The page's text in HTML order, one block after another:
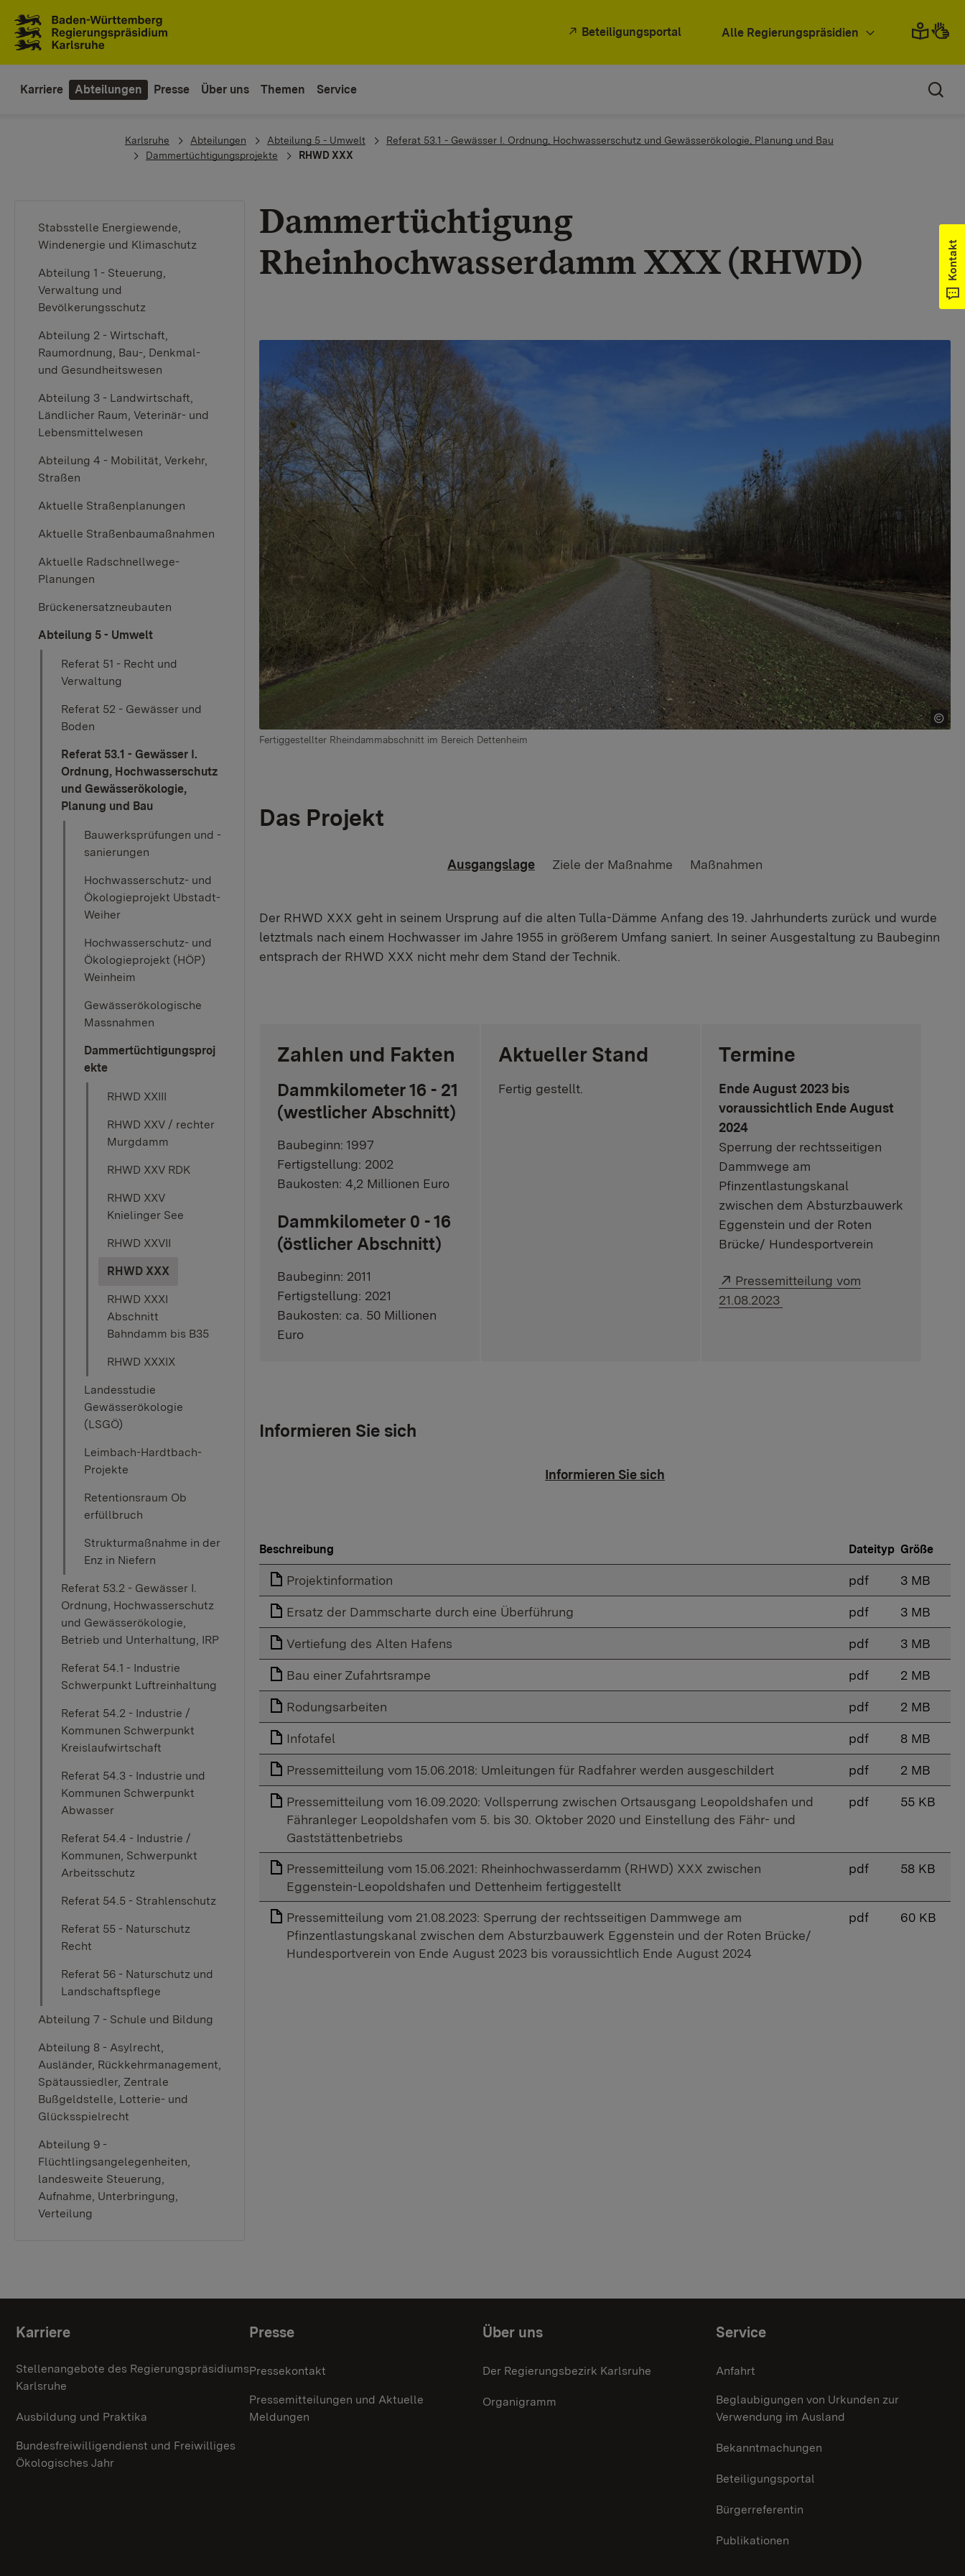
Beteiligungsportal Alle Regierungspräsidien
Karriere Abteilungen Presse Über uns Themen Service
You are here:
Karlsruhe Abteilungen Abteilung 5 - Umwelt
Referat 53.1 - Gewässer I. Ordnung, Hochwasserschutz und Gewässerökologie, Planung und Bau
Dammertüchtigungsprojekte
RHWD XXX
Stabsstelle Energiewende,
Windenergie und Klimaschutz
Abteilung 1 - Steuerung,
Verwaltung und
Bevölkerungsschutz
Abteilung 2 - Wirtschaft,
Raumordnung, Bau-, Denkmal-
und Gesundheitswesen
Abteilung 3 - Landwirtschaft,
Ländlicher Raum, Veterinär- und
Lebensmittelwesen
Abteilung 4 - Mobilität, Verkehr,
Straßen
Aktuelle Straßenplanungen
Aktuelle Straßenbaumaßnahmen
Aktuelle Radschnellwege-
Planungen
Brückenersatzneubauten
Abteilung 5 - Umwelt
Referat 51 - Recht und
Verwaltung
Referat 52 - Gewässer und
Boden
Referat 53.1 - Gewässer I.
Ordnung, Hochwasserschutz
und Gewässerökologie,
Planung und Bau
Bauwerksprüfungen und -
sanierungen
Hochwasserschutz- und
Ökologieprojekt Ubstadt-
Weiher
Hochwasserschutz- und
Ökologieprojekt (HÖP)
Weinheim
Gewässerökologische
Massnahmen
Dammertüchtigungsproj
ekte
RHWD XXIII
RHWD XXV / rechter
Murgdamm
RHWD XXV RDK
RHWD XXV
Knielinger See
RHWD XXVII
RHWD XXX
RHWD XXXI
Abschnitt
Bahndamm bis B35
RHWD XXXIX
Landesstudie
Gewässerökologie
(LSGÖ)
Leimbach-Hardtbach-
Projekte
Retentionsraum Ob​
erfüllbruch
Strukturmaßnahme in der
Enz in Niefern
Referat 53.2 - Gewässer I.
Ordnung, Hochwasserschutz
und Gewässerökologie,
Betrieb und Unterhaltung, IRP
Referat 54.1 - Industrie
Schwerpunkt Luftreinhaltung
Referat 54.2 - Industrie /
Kommunen Schwerpunkt
Kreislaufwirtschaft
Referat 54.3 - Industrie und
Kommunen Schwerpunkt
Abwasser
Referat 54.4 - Industrie /
Kommunen, Schwerpunkt
Arbeitsschutz
Referat 54.5 - Strahlenschutz
Referat 55 - Naturschutz
Recht
Referat 56 - Naturschutz und
Landschaftspflege
Abteilung 7 - Schule und Bildung
Abteilung 8 - Asylrecht,
Ausländer, Rückkehrmanagement,
Spätaussiedler, Zentrale
Bußgeldstelle, Lotterie- und
Glücksspielrecht
Abteilung 9 -
Flüchtlingsangelegenheiten,
landesweite Steuerung,
Aufnahme, Unterbringung,
Verteilung
Dammertüchtigung
Rheinhochwasserdamm XXX (RHWD)
Fertiggestellter Rheindammabschnitt im Bereich Dettenheim
Das Projekt
Ausgangslage Ziele der Maßnahme Maßnahmen
Der RHWD XXX geht in seinem Ursprung auf die alten Tulla-Dämme Anfang des 19. Jahrhunderts zurück und wurde
letztmals nach einem Hochwasser im Jahre 1955 in größerem Umfang saniert. In seiner Ausgestaltung zu Baubeginn
entsprach der RHWD XXX nicht mehr dem Stand der Technik.
Zahlen und Fakten
Dammkilometer 16 - 21
(westlicher Abschnitt)
Baubeginn: 1997
Fertigstellung: 2002
Baukosten: 4,2 Millionen Euro
Dammkilometer 0 - 16
(östlicher Abschnitt)
Baubeginn: 2011
Fertigstellung: 2021
Baukosten: ca. 50 Millionen
Euro
Aktueller Stand
Fertig gestellt.
Termine
Ende August 2023 bis
voraussichtlich Ende August
2024
Sperrung der rechtsseitigen
Dammwege am
Pfinzentlastungskanal
zwischen dem Absturzbauwerk
Eggenstein und der Roten
Brücke/ Hundesportverein
Externer Link:
Pressemitteilung vom
21.08.2023
Informieren Sie sich
Informieren Sie sich
Beschreibung Dateityp Größe
Projektinformation pdf 3 MB
Ersatz der Dammscharte durch eine Überführung pdf 3 MB
Vertiefung des Alten Hafens pdf 3 MB
Bau einer Zufahrtsrampe pdf 2 MB
Rodungsarbeiten pdf 2 MB
Infotafel pdf 8 MB
Pressemitteilung vom 15.06.2018: Umleitungen für Radfahrer werden ausgeschildert pdf 2 MB
Pressemitteilung vom 16.09.2020: Vollsperrung zwischen Ortsausgang Leopoldshafen und
Fähranleger Leopoldshafen vom 5. bis 30. Oktober 2020 und Einstellung des Fähr- und
Gaststättenbetriebs
pdf 55 KB
Pressemitteilung vom 15.06.2021: Rheinhochwasserdamm (RHWD) XXX zwischen
Eggenstein-Leopoldshafen und Dettenheim fertiggestellt
pdf 58 KB
Pressemitteilung vom 21.08.2023: Sperrung der rechtsseitigen Dammwege am
Pfinzentlastungskanal zwischen dem Absturzbauwerk Eggenstein und der Roten Brücke/
Hundesportverein von Ende August 2023 bis voraussichtlich Ende August 2024
pdf 60 KB
Kontakt
Themenübersicht
Karriere
Stellenangebote des Regierungspräsidiums
Karlsruhe
Ausbildung und Praktika
Bundesfreiwilligendienst und Freiwilliges
Ökologisches Jahr
Presse
Pressekontakt
Pressemitteilungen und Aktuelle
Meldungen
Über uns
Der Regierungsbezirk Karlsruhe
Organigramm
Service
Anfahrt
Beglaubigungen von Urkunden zur
Verwendung im Ausland
Bekanntmachungen
Beteiligungsportal
Bürgerreferentin
Publikationen